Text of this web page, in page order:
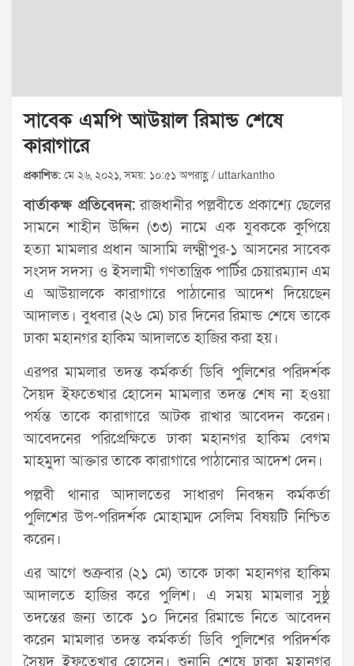
সাবেক এমপি আউয়াল রিমান্ড শেষে
কারাগারে
প্রকাশিত: মে ২৬, ২০২১, সময়: ১০:৫১ অপরাহ্ণ / uttarkantho
বার্তাকক্ষ প্রতিবেদন: রাজধানীর পল্লবীতে প্রকাশ্যে ছেলের
সামনে শাহীন উদ্দিন (৩৩) নামে এক যুবককে কুপিয়ে
হত্যা মামলার প্রধান আসামি লক্ষ্মীপুর-১ আসনের সাবেক
সংসদ সদস্য ও ইসলামী গণতান্ত্রিক পার্টির চেয়ারম্যান এম
এ আউয়ালকে কারাগারে পাঠানোর আদেশ দিয়েছেন
আদালত। বুধবার (২৬ মে) চার দিনের রিমান্ড শেষে তাকে
ঢাকা মহানগর হাকিম আদালতে হাজির করা হয়।
এরপর মামলার তদন্ত কর্মকর্তা ডিবি পুলিশের পরিদর্শক
সৈয়দ ইফতেখার হোসেন মামলার তদন্ত শেষ না হওয়া
পর্যন্ত তাকে কারাগারে আটক রাখার আবেদন করেন।
আবেদনের পরিপ্রেক্ষিতে ঢাকা মহানগর হাকিম বেগম
মাহমুদা আক্তার তাকে কারাগারে পাঠানোর আদেশ দেন।
পল্লবী থানার আদালতের সাধারণ নিবন্ধন কর্মকর্তা
পুলিশের উপ-পরিদর্শক মোহাম্মদ সেলিম বিষয়টি নিশ্চিত
করেন।
এর আগে শুক্রবার (২১ মে) তাকে ঢাকা মহানগর হাকিম
আদালতে হাজির করে পুলিশ। এ সময় মামলার সুষ্ঠু
তদন্তের জন্য তাকে ১০ দিনের রিমান্ডে নিতে আবেদন
করেন মামলার তদন্ত কর্মকর্তা ডিবি পুলিশের পরিদর্শক